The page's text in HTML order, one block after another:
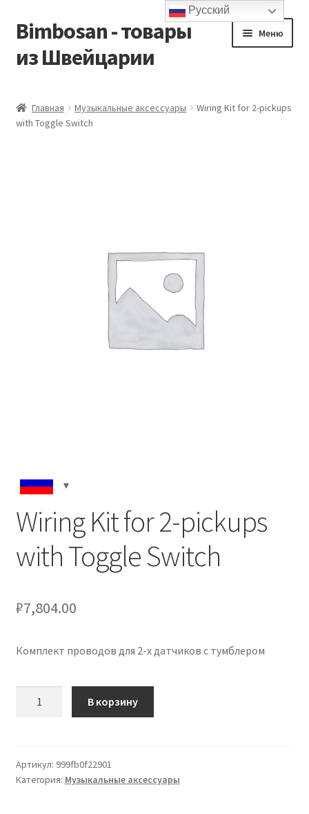
Перейти
к
навигации
Перейти
к
содержимому
Bimbosan - товары
из Швейцарии
Меню
Блог
Оформление заказа
Главная Музыкальные аксессуары
Wiring Kit for 2-pickups
with Toggle Switch
Wiring Kit for 2-pickups
with Toggle Switch
₽7,804.00
Комплект проводов для 2-х датчиков с тумблером
for
2-
В корзину
Артикул: 999fb0f22901
Категория: Музыкальные аксессуары
Русский